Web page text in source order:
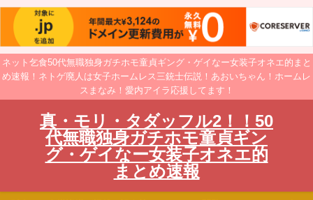
ネット乞食50代無職独身ガチホモ童貞ギング・ゲイなー女装子オネエ的まと
め速報！ネトゲ廃人は女子ホームレス三銃士伝説！あおいちゃん！ホームレ
スまなみ！愛内アイラ応援してます！
真・モリ・タダッフル2！！50
代無職独身ガチホモ童貞ギン
グ・ゲイなー女装子オネエ的
まとめ速報